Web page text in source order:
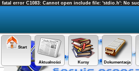
fatal error C1083: Cannot open include file: 'stdio.h': No
Start
Aktualności Kursy Dokumentacja